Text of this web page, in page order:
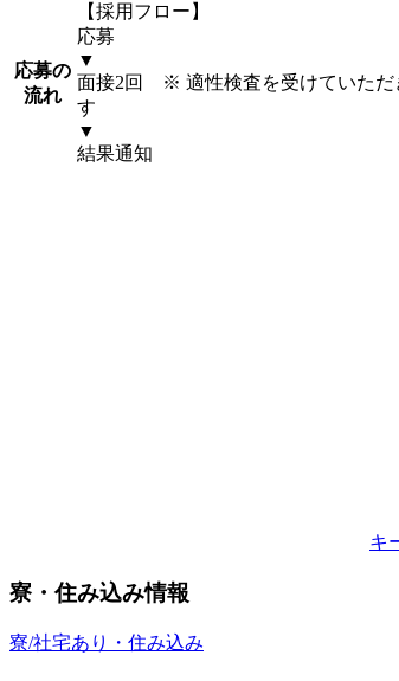
応募の
流れ
【採用フロー】
応募
▼
面接2回 ※ 適性検査を受けていただ
す
▼
結果通知
キ
寮・住み込み情報
寮/社宅あり・住み込み